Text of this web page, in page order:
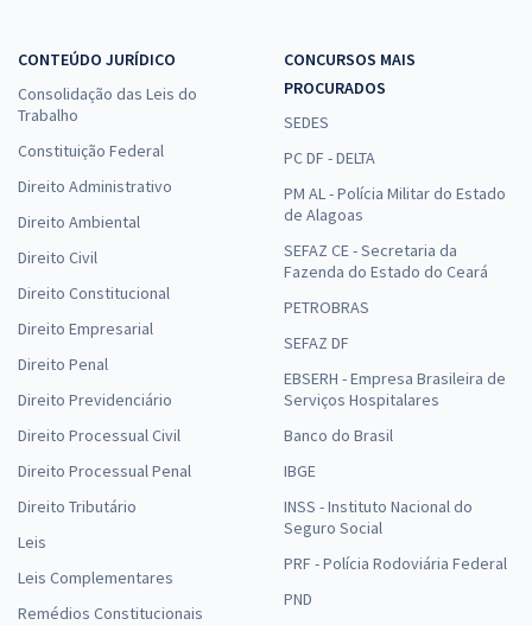
CONTEÚDO JURÍDICO
Consolidação das Leis do
Trabalho
Constituição Federal
Direito Administrativo
Direito Ambiental
Direito Civil
Direito Constitucional
Direito Empresarial
Direito Penal
Direito Previdenciário
Direito Processual Civil
Direito Processual Penal
Direito Tributário
Leis
Leis Complementares
Remédios Constitucionais
CONCURSOS MAIS
PROCURADOS
SEDES
PC DF - DELTA
PM AL - Polícia Militar do Estado
de Alagoas
SEFAZ CE - Secretaria da
Fazenda do Estado do Ceará
PETROBRAS
SEFAZ DF
EBSERH - Empresa Brasileira de
Serviços Hospitalares
Banco do Brasil
IBGE
INSS - Instituto Nacional do
Seguro Social
PRF - Polícia Rodoviária Federal
PND